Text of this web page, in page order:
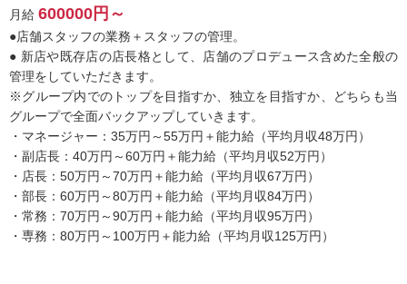
※免許が無い方でも運営スタッフ、店長・幹部候補の採用は行って
おります。
※店長・幹部候補、運営スタッフはスーツ着用でお願いしていま
す。
※まずは「アルバイト」からもチャレンジできます！詳しくはお問
い合わせください。
最後までお読みいただきありがとうございました。「シャイニング
グループ」は全国展開を見据え、社長を創る教育をしています。我
こそはと思う皆さんとお会いできる事を楽しみにしています。
ぜひ自分に合った仕事を見つけてください！
月給 600000円～
●店舗スタッフの業務＋スタッフの管理。
● 新店や既存店の店長格として、店舗のプロデュース含めた全般の
管理をしていただきます。
※グループ内でのトップを目指すか、独立を目指すか、どちらも当
グループで全面バックアップしていきます。
・マネージャー：35万円～55万円＋能力給（平均月収48万円）
・副店長：40万円～60万円＋能力給（平均月収52万円）
・店長：50万円～70万円＋能力給（平均月収67万円）
・部長：60万円～80万円＋能力給（平均月収84万円）
・常務：70万円～90万円＋能力給（平均月収95万円）
・専務：80万円～100万円＋能力給（平均月収125万円）